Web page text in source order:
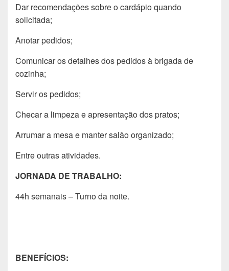
Dar recomendações sobre o cardápio quando
solicitada;
Anotar pedidos;
Comunicar os detalhes dos pedidos à brigada de
cozinha;
Servir os pedidos;
Checar a limpeza e apresentação dos pratos;
Arrumar a mesa e manter salão organizado;
Entre outras atividades.
JORNADA DE TRABALHO:
44h semanais – Turno da noite.
BENEFÍCIOS: